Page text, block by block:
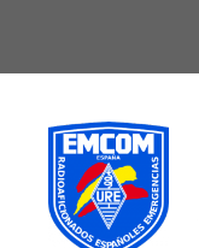
contenido